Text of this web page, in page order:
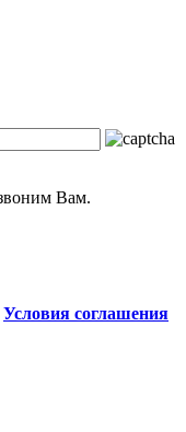
Вам.
Условия соглашения